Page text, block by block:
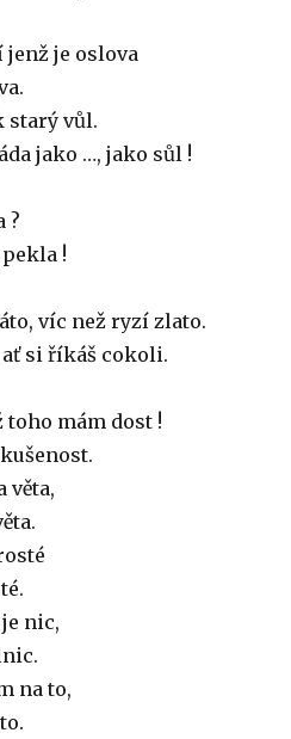
jenž je oslova
starý vůl.
jako …, jako sůl !
?
!
víc než ryzí zlato.
ať si říkáš cokoli.
toho mám dost !
věta,
nic,
na to,